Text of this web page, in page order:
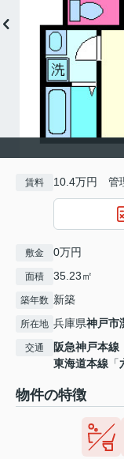
賃料 10.4万円 管
敷金 0万円
面積 35.23㎡
築年数 新築
所在地 兵庫県神戸市
交通 阪急神戸本線
東海道本線 「
物件の特徴